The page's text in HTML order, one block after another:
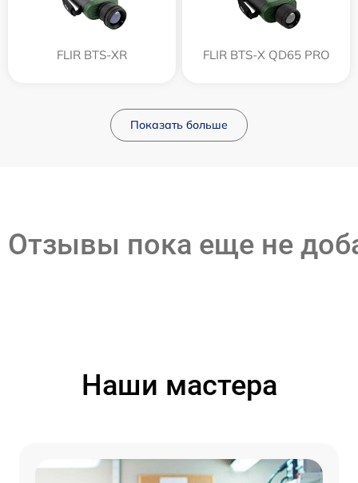
FLIR BTS-XR FLIR BTS-X QD65 PRO
Показать больше
Отзывы пока еще не
Наши мастера